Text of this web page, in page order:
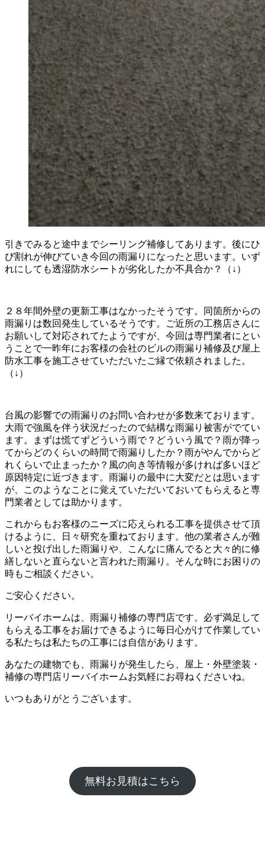
引きでみると途中までシーリング補修してあります。後にひ
び割れが伸びていき今回の雨漏りになったと思います。いず
れにしても透湿防水シートが劣化したか不具合か？（↓）
２８年間外壁の更新工事はなかったそうです。同箇所からの
雨漏りは数回発生しているそうです。ご近所の工務店さんに
お願いして対応されてたようですが、今回は専門業者にとい
うことで一昨年にお客様の会社のビルの雨漏り補修及び屋上
防水工事を施工させていただいたご縁で依頼されました。
（↓）
台風の影響での雨漏りのお問い合わせが多数来ております。
大雨で強風を伴う状況だったので結構な雨漏り被害がでてい
ます。まずは慌てずどういう雨で？どういう風で？雨が降っ
てからどのくらいの時間で雨漏りしたか？雨がやんでからど
れくらいで止まったか？風の向き等情報が多ければ多いほど
原因特定に近づきます。雨漏りの最中に大変だとは思います
が、このようなことに覚えていただいておいてもらえると専
門業者としては助かります。
これからもお客様のニーズに応えられる工事を提供させて頂
けるように、日々研究を重ねております。他の業者さんが難
しいと投げ出した雨漏りや、こんなに痛んでると大々的に修
繕しないと直らないと言われた雨漏り。そんな時にお困りの
時もご相談ください。
ご安心ください。
リーバイホームは、雨漏り補修の専門店です。必ず満足して
もらえる工事をお届けできるように毎日心がけて作業してい
る私たちは私たちの工事には自信があります。
あなたの建物でも、雨漏りが発生したら、屋上・外壁塗装・
補修の専門店リーバイホームお気軽にお尋ねくださいね。
いつもありがとうございます。
無料お見積はこちら